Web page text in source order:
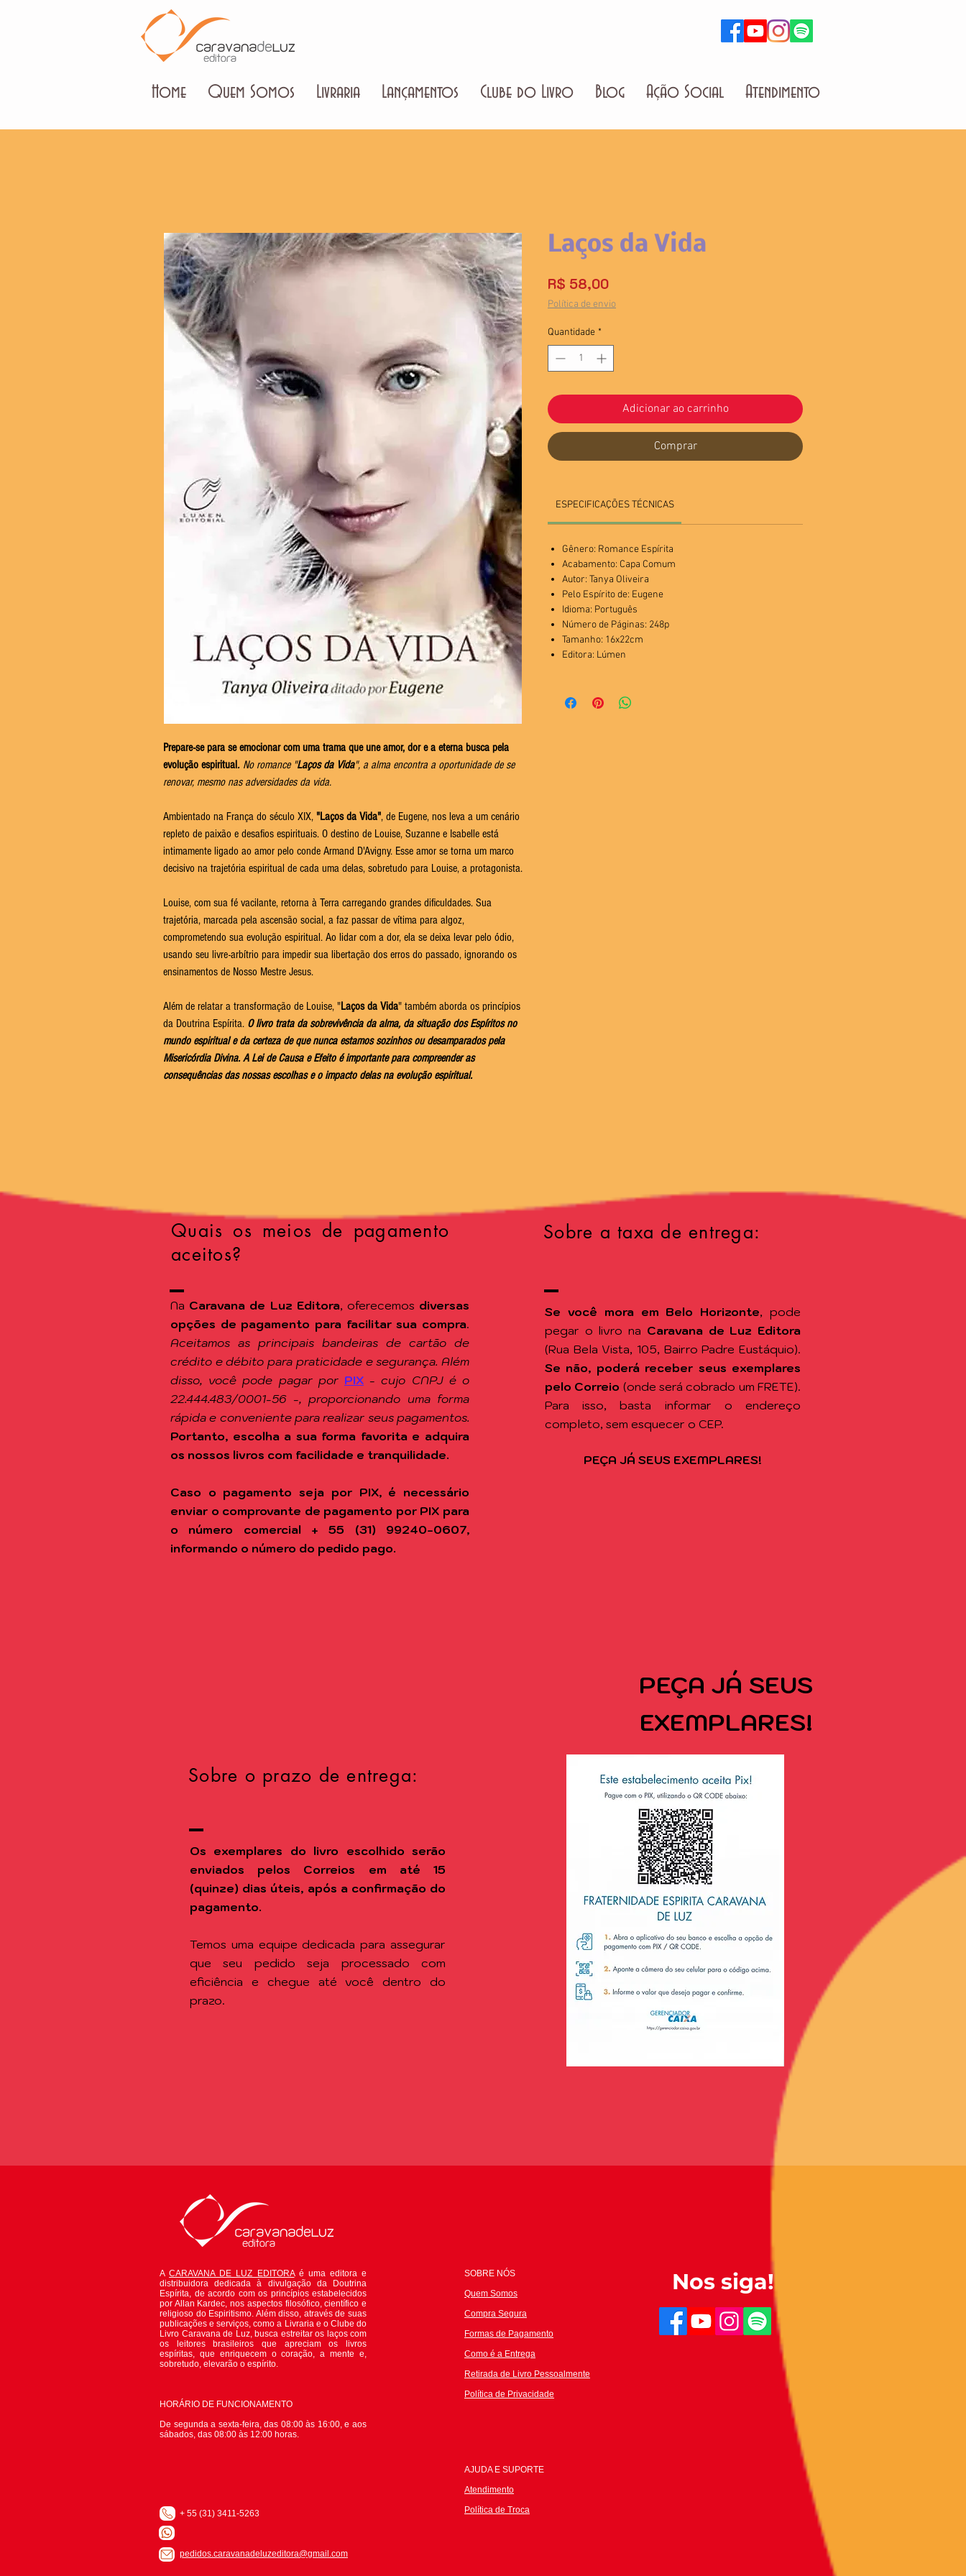
Home Quem Somos Livraria Lançamentos Clube do Livro Blog Ação Social Atendimento
Prepare-se para se emocionar com uma trama que une amor, dor e a eterna busca pela
evolução espiritual. No romance "Laços da Vida", a alma encontra a oportunidade de se
renovar, mesmo nas adversidades da vida.
Ambientado na França do século XIX, "Laços da Vida", de Eugene, nos leva a um cenário
repleto de paixão e desafios espirituais. O destino de Louise, Suzanne e Isabelle está
intimamente ligado ao amor pelo conde Armand D'Avigny. Esse amor se torna um marco
decisivo na trajetória espiritual de cada uma delas, sobretudo para Louise, a protagonista.
Louise, com sua fé vacilante, retorna à Terra carregando grandes dificuldades. Sua
trajetória, marcada pela ascensão social, a faz passar de vítima para algoz,
comprometendo sua evolução espiritual. Ao lidar com a dor, ela se deixa levar pelo ódio,
usando seu livre-arbítrio para impedir sua libertação dos erros do passado, ignorando os
ensinamentos de Nosso Mestre Jesus.
Além de relatar a transformação de Louise, "Laços da Vida" também aborda os princípios
da Doutrina Espírita. O livro trata da sobrevivência da alma, da situação dos Espíritos no
mundo espiritual e da certeza de que nunca estamos sozinhos ou desamparados pela
Misericórdia Divina. A Lei de Causa e Efeito é importante para compreender as
consequências das nossas escolhas e o impacto delas na evolução espiritual.
Laços da Vida
R$ 58,00Preço
Política de envio
Quantidade *
Adicionar ao carrinho
Comprar
ESPECIFICAÇÕES TÉCNICAS
Gênero: Romance Espírita
Acabamento: Capa Comum
Autor: Tanya Oliveira
Pelo Espírito de: Eugene
Idioma: Português
Número de Páginas: 248p
Tamanho: 16x22cm
Editora: Lúmen
Sobre a taxa de entrega:
Se você mora em Belo Horizonte, pode
pegar o livro na Caravana de Luz Editora
(Rua Bela Vista, 105, Bairro Padre Eustáquio).
Se não, poderá receber seus exemplares
pelo Correio (onde será cobrado um FRETE).
Para isso, basta informar o endereço
completo, sem esquecer o CEP.
PEÇA JÁ SEUS EXEMPLARES!
Quais os meios de pagamento
aceitos?
Na Caravana de Luz Editora, oferecemos diversas
opções de pagamento para facilitar sua compra.
Aceitamos as principais bandeiras de cartão de
crédito e débito para praticidade e segurança. Além
disso, você pode pagar por PIX - cujo CNPJ é o
22.444.483/0001-56 -, proporcionando uma forma
rápida e conveniente para realizar seus pagamentos.
Portanto, escolha a sua forma favorita e adquira
os nossos livros com facilidade e tranquilidade.
Caso o pagamento seja por PIX, é necessário
enviar o comprovante de pagamento por PIX para
o número comercial + 55 (31) 99240-0607,
informando o número do pedido pago.
Sobre o prazo de entrega:
Os exemplares do livro escolhido serão
enviados pelos Correios em até 15
(quinze) dias úteis, após a confirmação do
pagamento.
Temos uma equipe dedicada para assegurar
que seu pedido seja processado com
eficiência e chegue até você dentro do
prazo.
PEÇA JÁ SEUS
EXEMPLARES!
ACARAVANA DE LUZ EDITORAé uma editora e
distribuidora dedicada à divulgação da Doutrina
Espírita, de acordo com os princípios estabelecidos
por Allan Kardec, nos aspectos filosófico, científico e
religioso do Espiritismo. Além disso, através de suas
publicações e serviços, como a Livraria e o Clube do
Livro Caravana de Luz, busca estreitar os laços com
os leitores brasileiros que apreciam os livros
espíritas, que enriquecem o coração, a mente e,
sobretudo, elevarão o espírito.
HORÁRIO DE FUNCIONAMENTO
De segunda a sexta-feira, das 08:00 às 16:00, e aos
sábados, das 08:00 às 12:00 horas.
+ 55 (31) 3411-5263
pedidos.caravanadeluzeditora@gmail.com
SOBRE NÓS
Quem Somos
Compra Segura
Formas de Pagamento
Como é a Entrega
Retirada de Livro Pessoalmente
Política de Privacidade
Nos siga!
AJUDA E SUPORTE
Atendimento
Política de Troca